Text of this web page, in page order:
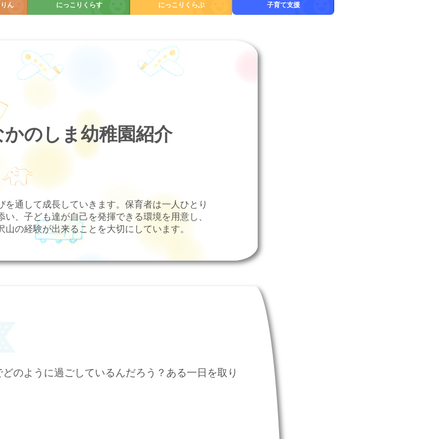
ん にっこりくらす にっこりくらぶ 子育て支援
かのしま幼稚園紹介
を通して成長していきます。保育者は一人ひとり
い、子ども達が自己を発揮できる環境を用意し、
山の経験が出来ることを大切にしています。
のように過ごしているんだろう？ある一日を取り